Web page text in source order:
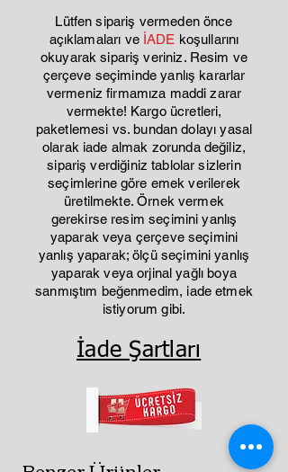
değillerdir. görselde görmüş
olduğunuz ürünün bire bir aynısı
yapılamaz % 5 farklılık olabilir el
işçiliği ile yapıldığı için farklılık
gösterebilir.
Lütfen sipariş vermeden önce
açıklamaları ve İADE koşullarını
okuyarak sipariş veriniz. Resim ve
çerçeve seçiminde yanlış kararlar
vermeniz firmamıza maddi zarar
vermekte! Kargo ücretleri,
paketlemesi vs. bundan dolayı yasal
olarak iade almak zorunda değiliz,
sipariş verdiğiniz tablolar sizlerin
seçimlerine göre emek verilerek
üretilmekte. Örnek vermek
gerekirse resim seçimini yanlış
yaparak veya çerçeve seçimini
yanlış yaparak; ölçü seçimini yanlış
yaparak veya orjinal yağlı boya
sanmıştım beğenmedim, iade etmek
istiyorum gibi.
İade Şartları